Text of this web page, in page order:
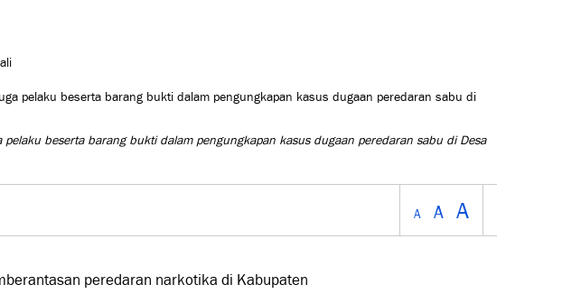
pelaku beserta barang bukti dalam pengungkapan kasus dugaan peredaran sabu di Desa
A A A
peredaran narkotika di Kabupaten